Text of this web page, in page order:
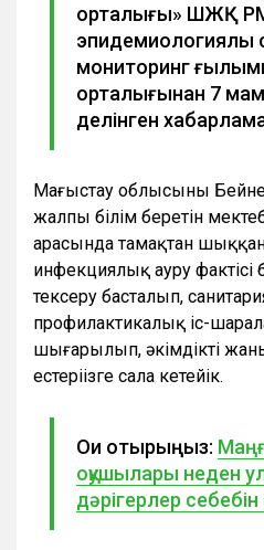
орталығы» ШЖҚ
эпидемиологиялық
мониторинг
орталығынан 7
делінген
Маңғыстау облысының
жалпы білім беретін
арасында тамақтан
инфекциялық ауру
тексеру басталып,
профилактикалық іс-
шығарылып, әкімдіктің
естеріңізге сала кетейік.
Оқи отырыңыз:
оқушылары неден
дәрігерлер